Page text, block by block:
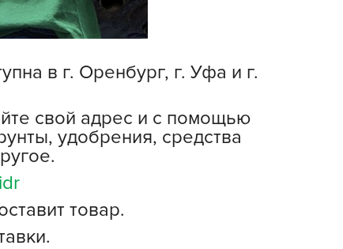
Green
в г. Оренбург, г. Уфа и г.
свой адрес и с помощью
удобрения, средства
товар.